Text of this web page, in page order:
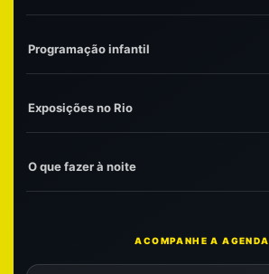
Programação infantil
Exposições no Rio
O que fazer à noite
ACOMPANHE A AGENDA